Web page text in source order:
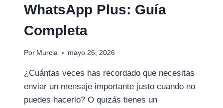
WhatsApp Plus: Guía
Completa
Por Murcia mayo 26, 2026
¿Cuántas veces has recordado que necesitas
enviar un mensaje importante justo cuando no
puedes hacerlo? O quizás tienes un